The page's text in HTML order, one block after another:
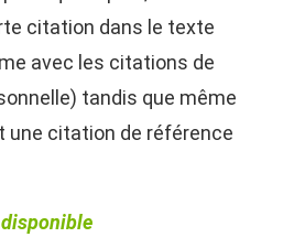
citation dans le texte
avec les citations de
tandis que même
une citation de référence